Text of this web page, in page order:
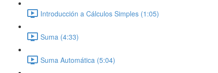
Introducción a Cálculos Simples (1:05)
Suma (4:33)
Suma Automática (5:04)